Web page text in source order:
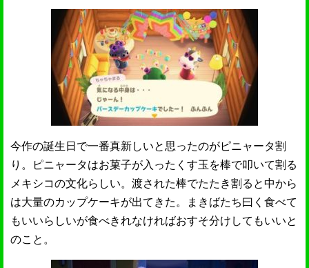
今作の誕生日で一番真新しいと思ったのがピニャータ割
り。ピニャータはお菓子が入ったくす玉を棒で叩いて割る
メキシコの文化らしい。渡された棒でたたき割ると中から
は大量のカップケーキが出てきた。まきばたち曰く食べて
もいいらしいが食べきれなければおすそ分けしてもいいと
のこと。